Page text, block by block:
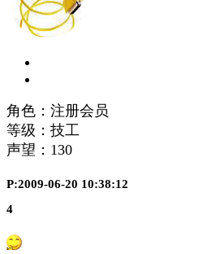
角色：注册会员
等级：技工
声望： 130
P:2009-06-20 10:38:12
4